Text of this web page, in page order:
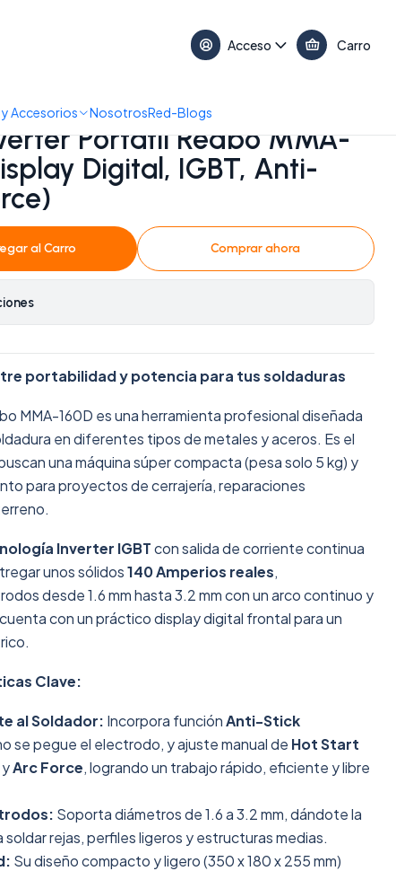
Acceso Carro
Accesorios NosotrosRed-Blogs
Digital, IGBT, Anti-Stick y Arc Force)
Portátil Redbo MMA-
Digital, IGBT, Anti-
al Carro Comprar ahora
portabilidad y potencia para tus soldaduras
MMA-160D es una herramienta profesional diseñada
en diferentes tipos de metales y aceros. Es el
una máquina súper compacta (pesa solo 5 kg) y
para proyectos de cerrajería, reparaciones
Inverter IGBTcon salida de corriente continua
unos sólidos140 Amperios reales,
desde 1.6 mm hasta 3.2 mm con un arco continuo y
con un práctico display digital frontal para un
Clave:
al Soldador: Incorpora funciónAnti-Stick
se pegue el electrodo, y ajuste manual de Hot Start
Arc Force, logrando un trabajo rápido, eficiente y libre
Soporta diámetros de 1.6 a 3.2 mm, dándote la
soldar rejas, perfiles ligeros y estructuras medias.
Su diseño compacto y ligero (350 x 180 x 255 mm)